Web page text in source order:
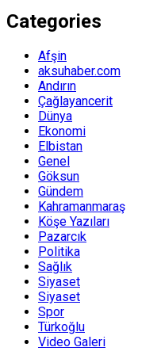
Categories
Afşin
aksuhaber.com
Andırın
Çağlayancerit
Dünya
Ekonomi
Elbistan
Genel
Göksun
Gündem
Kahramanmaraş
Köşe Yazıları
Pazarcık
Politika
Sağlık
Siyaset
Siyaset
Spor
Türkoğlu
Video Galeri